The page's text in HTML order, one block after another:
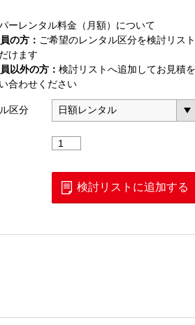
ーレンタル料金（月額）について
の方： ご希望のレンタル区分を検討リス
けます
以外の方： 検討リストへ追加してお見積
合わせください
区分
DSX-
シ
ー
ッ
検討リストに追加する